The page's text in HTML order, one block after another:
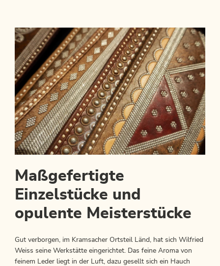
Maßgefertigte
Einzelstücke und
opulente Meisterstücke
Gut verborgen, im Kramsacher Ortsteil Länd, hat sich Wilfried
Weiss seine Werkstätte eingerichtet. Das feine Aroma von
feinem Leder liegt in der Luft, dazu gesellt sich ein Hauch